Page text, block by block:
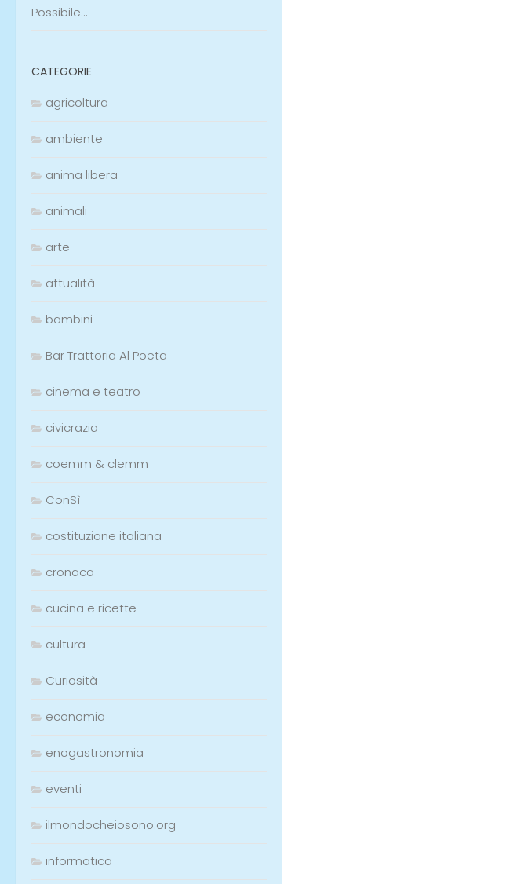
Possibile…
CATEGORIE
agricoltura
ambiente
anima libera
animali
arte
attualità
bambini
Bar Trattoria Al Poeta
cinema e teatro
civicrazia
coemm & clemm
ConSì
costituzione italiana
cronaca
cucina e ricette
cultura
Curiosità
economia
enogastronomia
eventi
ilmondocheiosono.org
informatica